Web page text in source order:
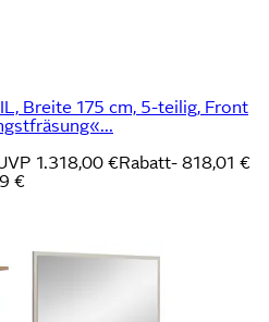
Breite 175 cm, 5-teilig, Front
1.318,00 €Rabatt- 818,01 €
€